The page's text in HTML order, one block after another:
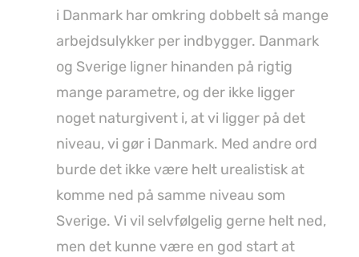
i Danmark har omkring dobbelt så mange
arbejdsulykker per indbygger. Danmark
og Sverige ligner hinanden på rigtig
mange parametre, og der ikke ligger
noget naturgivent i, at vi ligger på det
niveau, vi gør i Danmark. Med andre ord
burde det ikke være helt urealistisk at
komme ned på samme niveau som
Sverige. Vi vil selvfølgelig gerne helt ned,
men det kunne være en god start at